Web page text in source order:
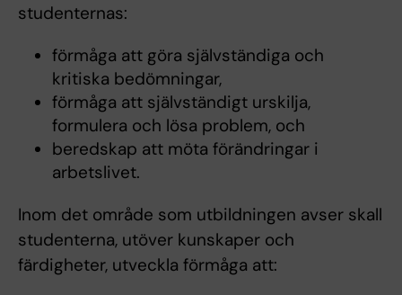
studenternas:
förmåga att göra självständiga och
kritiska bedömningar,
förmåga att självständigt urskilja,
formulera och lösa problem, och
beredskap att möta förändringar i
arbetslivet.
Inom det område som utbildningen avser skall
studenterna, utöver kunskaper och
färdigheter, utveckla förmåga att: